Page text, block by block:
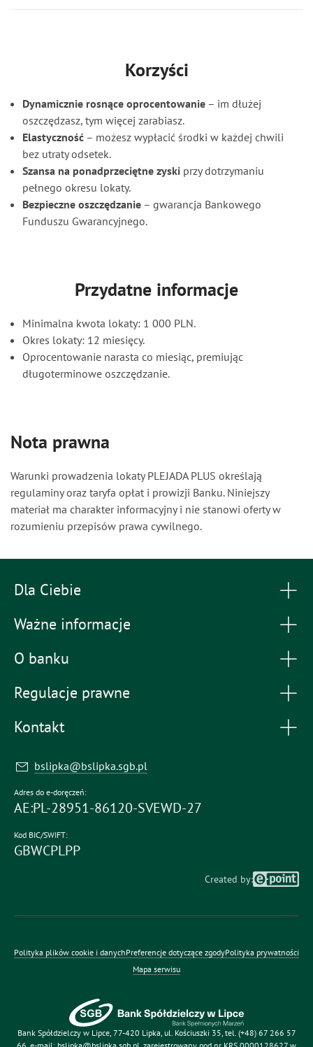
Korzyści
Dynamicznie rosnące oprocentowanie – im dłużej
oszczędzasz, tym więcej zarabiasz.
Elastyczność – możesz wypłacić środki w każdej chwili
bez utraty odsetek.
Szansa na ponadprzeciętne zyski przy dotrzymaniu
pełnego okresu lokaty.
Bezpieczne oszczędzanie – gwarancja Bankowego
Funduszu Gwarancyjnego.
Przydatne informacje
Minimalna kwota lokaty: 1 000 PLN.
Okres lokaty: 12 miesięcy.
Oprocentowanie narasta co miesiąc, premiując
długoterminowe oszczędzanie.
Nota prawna
Warunki prowadzenia lokaty PLEJADA PLUS określają
regulaminy oraz taryfa opłat i prowizji Banku. Niniejszy
materiał ma charakter informacyjny i nie stanowi oferty w
rozumieniu przepisów prawa cywilnego.
Dla Ciebie
Ważne informacje
O banku
Regulacje prawne
Kontakt
bslipka@bslipka.sgb.pl
Adres do e-doręczeń:
AE:PL-28951-86120-SVEWD-27
Kod BIC/SWIFT:
GBWCPLPP
Created by:
Polityka plików cookie i danychPreferencje dotyczące zgodyPolityka prywatności
Mapa serwisu
Bank Spółdzielczy w Lipce, 77-420 Lipka, ul. Kościuszki 35, tel. (+48) 67 266 57